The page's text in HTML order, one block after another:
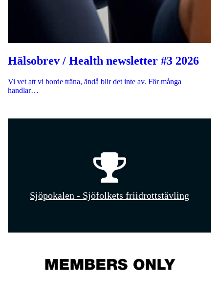
Hälsobrev / Health newsletter #3 2026
Vi vet att vi borde träna, ändå blir det inte av. För många
handlar…
Sjöpokalen - Sjöfolkets friidrottstävling